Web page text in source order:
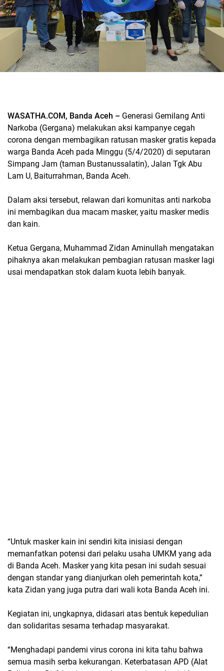
WASATHA.COM, Banda Aceh – Generasi Gemilang Anti
Narkoba (Gergana) melakukan aksi kampanye cegah
corona dengan membagikan ratusan masker gratis kepada
warga Banda Aceh pada Minggu (5/4/2020) di seputaran
Simpang Jam (taman Bustanussalatin), Jalan Tgk Abu
Lam U, Baiturrahman, Banda Aceh.
Dalam aksi tersebut, relawan dari komunitas anti narkoba
ini membagikan dua macam masker, yaitu masker medis
dan kain.
Ketua Gergana, Muhammad Zidan Aminullah mengatakan
pihaknya akan melakukan pembagian ratusan masker lagi
usai mendapatkan stok dalam kuota lebih banyak.
“Untuk masker kain ini sendiri kita inisiasi dengan
memanfatkan potensi dari pelaku usaha UMKM yang ada
di Banda Aceh. Masker yang kita pesan ini sudah sesuai
dengan standar yang dianjurkan oleh pemerintah kota,”
kata Zidan yang juga putra dari wali kota Banda Aceh ini.
Kegiatan ini, ungkapnya, didasari atas bentuk kepedulian
dan solidaritas sesama terhadap masyarakat.
“Menghadapi pandemi virus corona ini kita tahu bahwa
semua masih serba kekurangan. Keterbatasan APD (Alat